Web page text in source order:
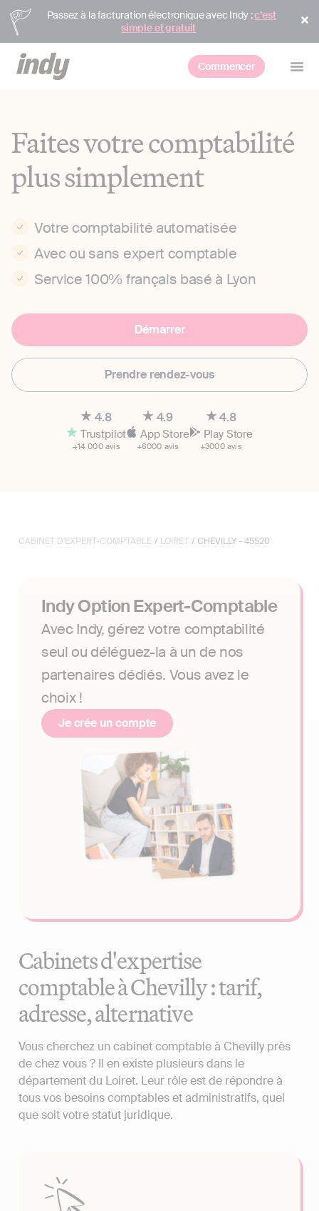
Passez à la facturation électronique avec Indy :c’est
simple et gratuit
Commencer
Faites votre comptabilité
plus simplement
Votre comptabilité automatisée
Avec ou sans expert comptable
Service 100% français basé à Lyon
Démarrer
Prendre rendez-vous
4.8
Trustpilot
+14 000 avis
4.9
App Store
+6000 avis
4.8
Play Store
+3000 avis
CABINET D'EXPERT-COMPTABLE / LOIRET / CHEVILLY - 45520
Indy Option Expert-Comptable
Avec Indy, gérez votre comptabilité
seul ou déléguez-la à un de nos
partenaires dédiés. Vous avez le
choix !
Je crée un compte
Cabinets d'expertise
comptable à Chevilly : tarif,
adresse, alternative
Vous cherchez un cabinet comptable à Chevilly près
de chez vous ? Il en existe plusieurs dans le
département du Loiret. Leur rôle est de répondre à
tous vos besoins comptables et administratifs, quel
que soit votre statut juridique.